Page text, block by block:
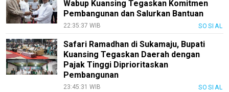
Wabup Kuansing Tegaskan Komitmen
Pembangunan dan Salurkan Bantuan
22:35:37 WIB SOSIAL
Safari Ramadhan di Sukamaju, Bupati
Kuansing Tegaskan Daerah dengan
Pajak Tinggi Diprioritaskan
Pembangunan
23:45:31 WIB SOSIAL
Recipes
InfoKepri
KuansingTerkini